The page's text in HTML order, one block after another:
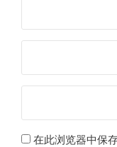
在此浏览器中保